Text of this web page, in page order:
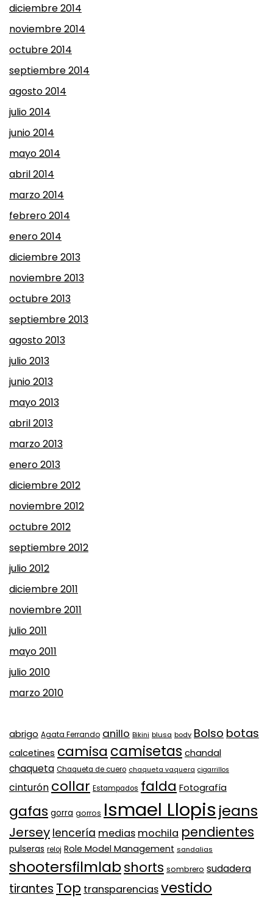
diciembre 2014
noviembre 2014
octubre 2014
septiembre 2014
agosto 2014
julio 2014
junio 2014
mayo 2014
abril 2014
marzo 2014
febrero 2014
enero 2014
diciembre 2013
noviembre 2013
octubre 2013
septiembre 2013
agosto 2013
julio 2013
junio 2013
mayo 2013
abril 2013
marzo 2013
enero 2013
diciembre 2012
noviembre 2012
octubre 2012
septiembre 2012
julio 2012
diciembre 2011
noviembre 2011
julio 2011
mayo 2011
julio 2010
marzo 2010
abrigo Agata Ferrando anillo Bikini blusa body Bolso botas
calcetines camisa camisetas chandal
chaqueta Chaqueta de cuero chaqueta vaquera cigarrillos
cinturón collar Estampados falda Fotografía
gafas gorra gorros Ismael Llopis jeans
Jersey lencería medias mochila pendientes
pulseras reloj Role Model Management sandalias
shootersfilmlabshorts sombrero sudadera
tirantes Top transparenciasvestido